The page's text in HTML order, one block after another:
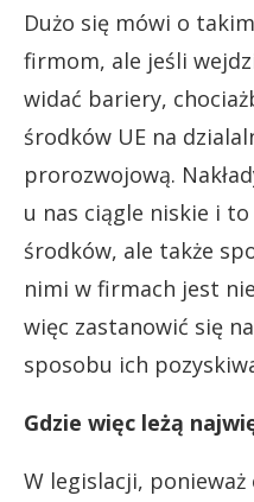
Dużo się mówi o
firmom, ale jeśli
widać bariery,
środków UE na
prorozwojową.
u nas ciągle niskie i
środków, ale także
nimi w firmach jest
więc zastanowić się
sposobu ich
Gdzie więc leżą
W legislacji,